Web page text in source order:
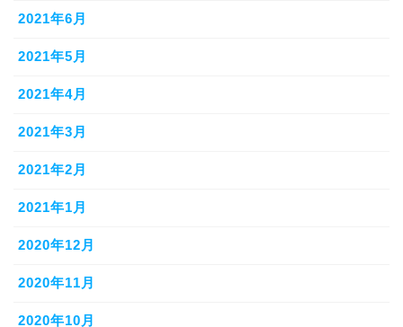
2021年6月
2021年5月
2021年4月
2021年3月
2021年2月
2021年1月
2020年12月
2020年11月
2020年10月